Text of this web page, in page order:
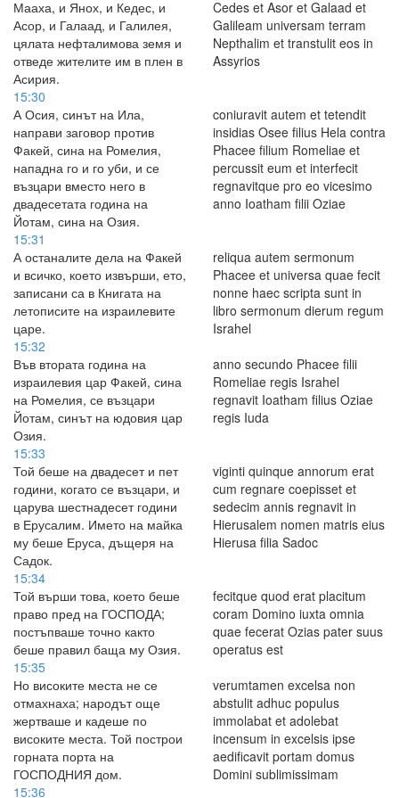
Мааха, и Янох, и Кедес, и
Асор, и Галаад, и Галилея,
цялата нефталимова земя и
отведе жителите им в плен в
Асирия.
Cedes et Asor et Galaad et
Galileam universam terram
Nepthalim et transtulit eos in
Assyrios
15:30
А Осия, синът на Ила,
направи заговор против
Факей, сина на Ромелия,
нападна го и го уби, и се
възцари вместо него в
двадесетата година на
Йотам, сина на Озия.
coniuravit autem et tetendit
insidias Osee filius Hela contra
Phacee filium Romeliae et
percussit eum et interfecit
regnavitque pro eo vicesimo
anno Ioatham filii Oziae
15:31
А останалите дела на Факей
и всичко, което извърши, ето,
записани са в Книгата на
летописите на израилевите
царе.
reliqua autem sermonum
Phacee et universa quae fecit
nonne haec scripta sunt in
libro sermonum dierum regum
Israhel
15:32
Във втората година на
израилевия цар Факей, сина
на Ромелия, се възцари
Йотам, синът на юдовия цар
Озия.
anno secundo Phacee filii
Romeliae regis Israhel
regnavit Ioatham filius Oziae
regis Iuda
15:33
Той беше на двадесет и пет
години, когато се възцари, и
царува шестнадесет години
в Ерусалим. Името на майка
му беше Еруса, дъщеря на
Садок.
viginti quinque annorum erat
cum regnare coepisset et
sedecim annis regnavit in
Hierusalem nomen matris eius
Hierusa filia Sadoc
15:34
Той върши това, което беше
право пред на ГОСПОДА;
постъпваше точно както
беше правил баща му Озия.
fecitque quod erat placitum
coram Domino iuxta omnia
quae fecerat Ozias pater suus
operatus est
15:35
Но високите места не се
отмахнаха; народът още
жертваше и кадеше по
високите места. Той построи
горната порта на
ГОСПОДНИЯ дом.
verumtamen excelsa non
abstulit adhuc populus
immolabat et adolebat
incensum in excelsis ipse
aedificavit portam domus
Domini sublimissimam
15:36